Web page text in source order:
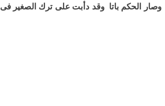
الحكم باتا وقد دأبت على ترك الصغير فى